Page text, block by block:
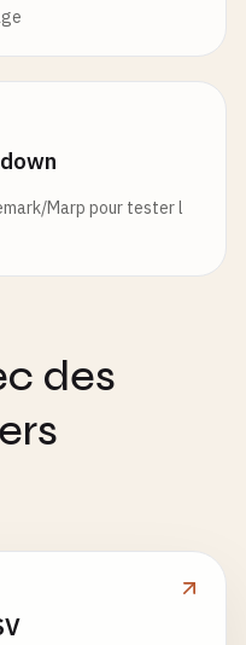
Marp pour tester l
des